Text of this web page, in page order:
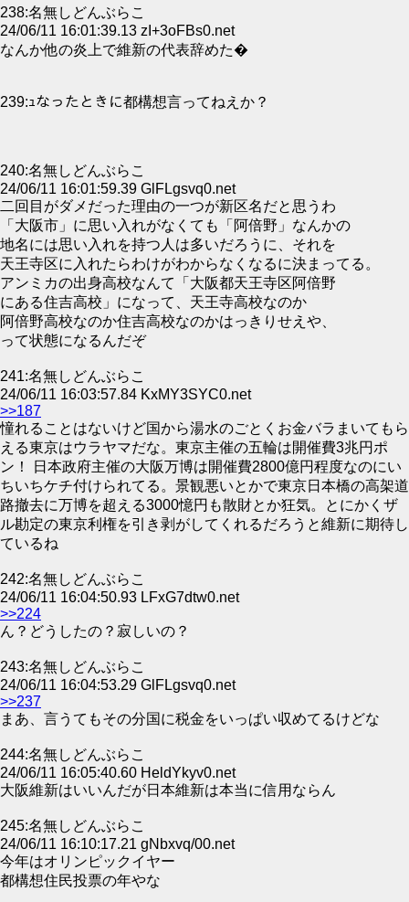
238:名無しどんぶらこ
24/06/11 16:01:39.13 zI+3oFBs0.net
なんか他の炎上で維新の代表辞めた�
239:ｭなったときに都構想言ってねえか？
240:名無しどんぶらこ
24/06/11 16:01:59.39 GlFLgsvq0.net
二回目がダメだった理由の一つが新区名だと思うわ
「大阪市」に思い入れがなくても「阿倍野」なんかの
地名には思い入れを持つ人は多いだろうに、それを
天王寺区に入れたらわけがわからなくなるに決まってる。
アンミカの出身高校なんて「大阪都天王寺区阿倍野
にある住吉高校」になって、天王寺高校なのか
阿倍野高校なのか住吉高校なのかはっきりせえや、
って状態になるんだぞ
241:名無しどんぶらこ
24/06/11 16:03:57.84 KxMY3SYC0.net
>>187
憧れることはないけど国から湯水のごとくお金バラまいてもら
える東京はウラヤマだな。東京主催の五輪は開催費3兆円ポ
ン！ 日本政府主催の大阪万博は開催費2800億円程度なのにい
ちいちケチ付けられてる。景観悪いとかで東京日本橋の高架道
路撤去に万博を超える3000憶円も散財とか狂気。とにかくザ
ル勘定の東京利権を引き剥がしてくれるだろうと維新に期待し
ているね
242:名無しどんぶらこ
24/06/11 16:04:50.93 LFxG7dtw0.net
>>224
ん？どうしたの？寂しいの？
243:名無しどんぶらこ
24/06/11 16:04:53.29 GlFLgsvq0.net
>>237
まあ、言うてもその分国に税金をいっぱい収めてるけどな
244:名無しどんぶらこ
24/06/11 16:05:40.60 HeldYkyv0.net
大阪維新はいいんだが日本維新は本当に信用ならん
245:名無しどんぶらこ
24/06/11 16:10:17.21 gNbxvq/00.net
今年はオリンピックイヤー
都構想住民投票の年やな